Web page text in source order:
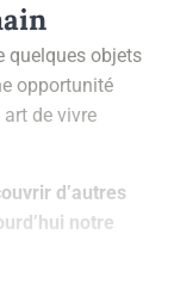
quelques objets
opportunité
art de vivre
d’autres
notre